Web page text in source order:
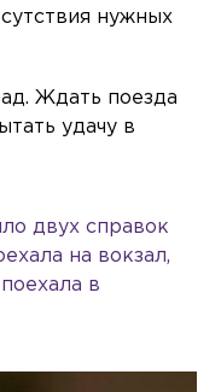
нужных
Ждать поезда
удачу в
двух справок
на вокзал,
в